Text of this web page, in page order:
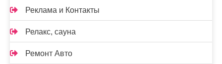
Реклама и Контакты
Релакс, сауна
Ремонт Авто